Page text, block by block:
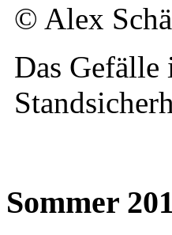
© Alex
Das Gefälle
Sommer